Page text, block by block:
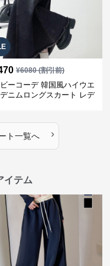
¥6080(割引前)
ーコーデ 韓国風ハイウエ
ニムロングスカート レデ
ト一覧へ ›
イテム